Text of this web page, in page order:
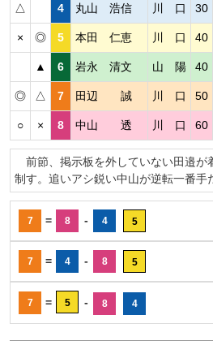
△ 4 丸山 浩信 川 口 30
× ◎ 5 本田 仁恵 川 口 40
▲ 6 岩永 清文 山 陽 40
◎ △ 7 田辺 誠 川 口 50
○ × 8 中山 透 川 口 60
前節、掲示板を外していない田邉が
制す。追いアシ鋭い中山が逆転一番手
7 = 8 - 4 5
7 = 4 - 8 5
7 = 5 - 8 4